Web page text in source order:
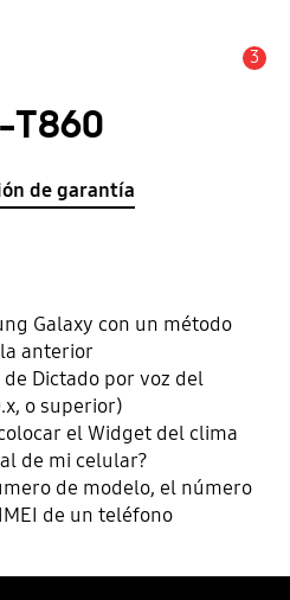
3
T860
de garantía
Galaxy con un método
anterior
Dictado por voz del
o superior)
el Widget del clima
de mi celular?
de modelo, el número
de un teléfono